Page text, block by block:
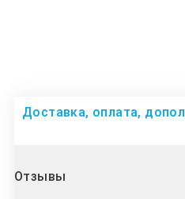
Доставка, оплата,
Отзывы